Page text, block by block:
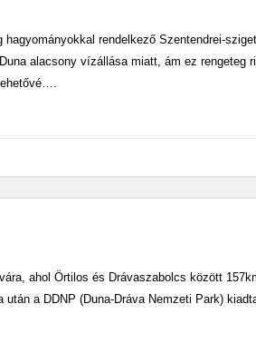
rendelkező Szentendrei-
alacsony vízállása miatt, ám ez rengeteg
ahol Örtilos és Drávaszabolcs között
a DDNP (Duna-Dráva Nemzeti Park)